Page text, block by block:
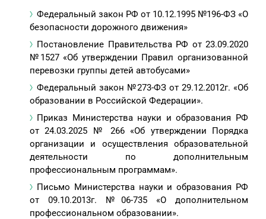
Федеральный закон РФ от 10.12.1995 №196-ФЗ «О
безопасности дорожного движения»
Постановление Правительства РФ от 23.09.2020
№1527 «Об утверждении Правил организованной
перевозки группы детей автобусами»
Федеральный закон №273-ФЗ от 29.12.2012г. «Об
образовании в Российской Федерации».
Приказ Министерства науки и образования РФ
от 24.03.2025 № 266 «Об утверждении Порядка
организации и осуществления образовательной
деятельности по дополнительным
профессиональным программам».
Письмо Министерства науки и образования РФ
от 09.10.2013г. №06-735 «О дополнительном
профессиональном образовании».